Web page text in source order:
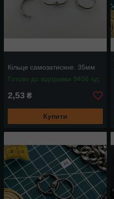
Кільце самозатискне. 35мм
Готово до відправки 9456 од.
2,53 ₴
Купити